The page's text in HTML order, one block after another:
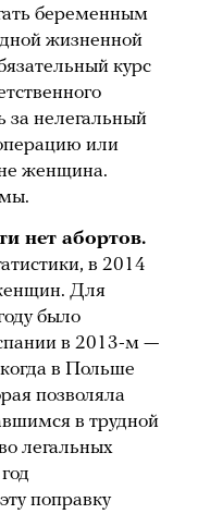
беременным
жизненной
курс
за нелегальный
или
женщина.
нет абортов.
в 2014
Для
было
в 2013-м —
в Польше
позволяла
в трудной
легальных
поправку